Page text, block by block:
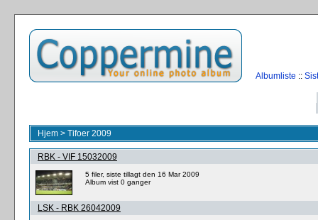
Albumliste ::
Hjem > Tifoer 2009
RBK - VIF 15032009
5 filer, siste tillagt den 16 Mar 2009
Album vist 0 ganger
LSK - RBK 26042009